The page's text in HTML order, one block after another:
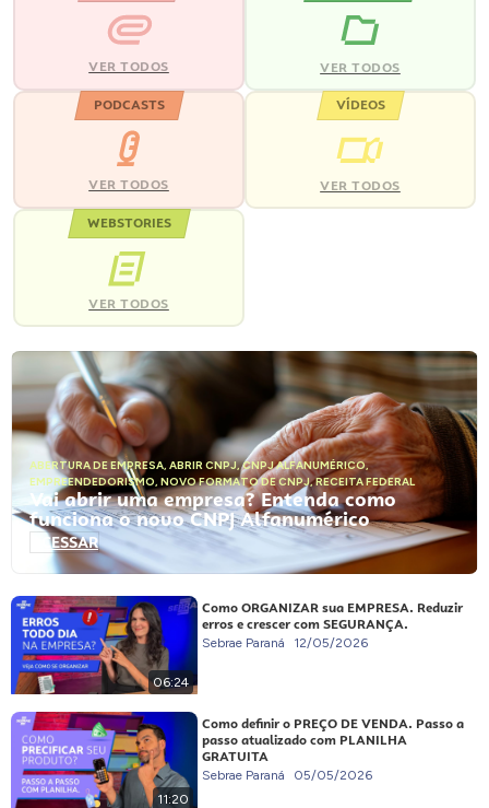
VER TODOS VER TODOS
PODCASTS
VER TODOS
VÍDEOS
VER TODOS
WEBSTORIES
VER TODOS
ABERTURA DE EMPRESA, ABRIR CNPJ,CNPJ ALFANUMÉRICO,
EMPREENDEDORISMO, NOVO FORMATO DE CNPJ,RECEITA FEDERAL
Vai abrir uma empresa? Entenda como
funciona o novo CNPJ Alfanumérico
ACESSAR
06:24
Como ORGANIZAR sua EMPRESA. Reduzir
erros e crescer com SEGURANÇA.
Sebrae Paraná 12/05/2026
11:20
Como definir o PREÇO DE VENDA. Passo a
passo atualizado com PLANILHA
GRATUITA
Sebrae Paraná 05/05/2026